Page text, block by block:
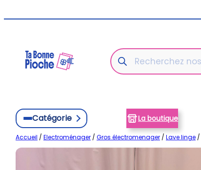
au
Recherche
de
produits
Catégorie La boutique
Accueil / Electroménager / Gros électromenager / Lave linge /